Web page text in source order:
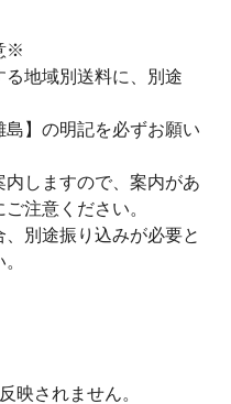
※
地域別送料に、別途
】の明記を必ずお願い
しますので、案内があ
注意ください。
別途振り込みが必要と
映されません。